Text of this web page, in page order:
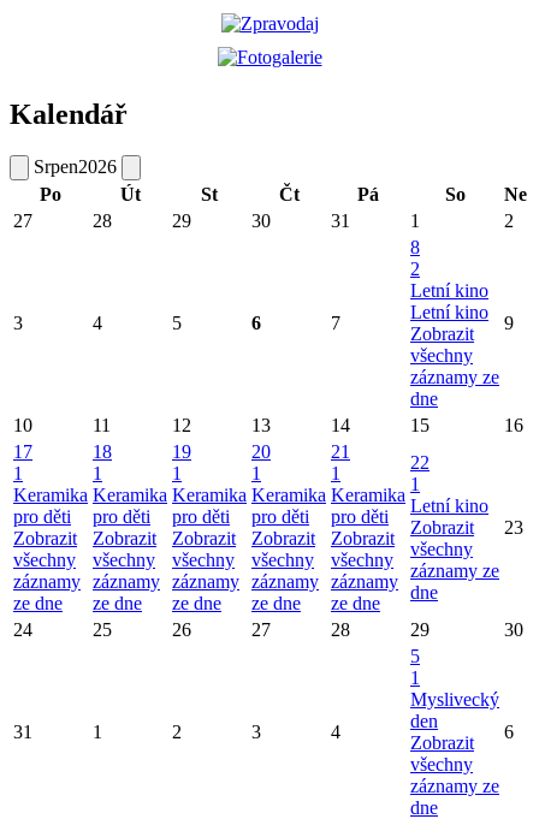
Kalendář
Srpen2026
Po
Út St Čt Pá So
Ne
27
28 29 30 31 1 2
3 4 5 6 7
8
2
Letní kino
Letní kino
Zobrazit
všechny
záznamy ze
dne
9
10 11 12 13 14 15
16
17
1
Keramika
pro děti
Zobrazit
všechny
záznamy
ze dne
18
1
Keramika
pro děti
Zobrazit
všechny
záznamy
ze dne
19
1
Keramika
pro děti
Zobrazit
všechny
záznamy
ze dne
20
1
Keramika
pro děti
Zobrazit
všechny
záznamy
ze dne
21
1
Keramika
pro děti
Zobrazit
všechny
záznamy
ze dne
22
1
Letní kino
Zobrazit
všechny
záznamy ze
dne
23
24 25 26 27 28 29 30
31 1 2 3 4
5
1
Myslivecký
den
Zobrazit
všechny
záznamy ze
dne
6